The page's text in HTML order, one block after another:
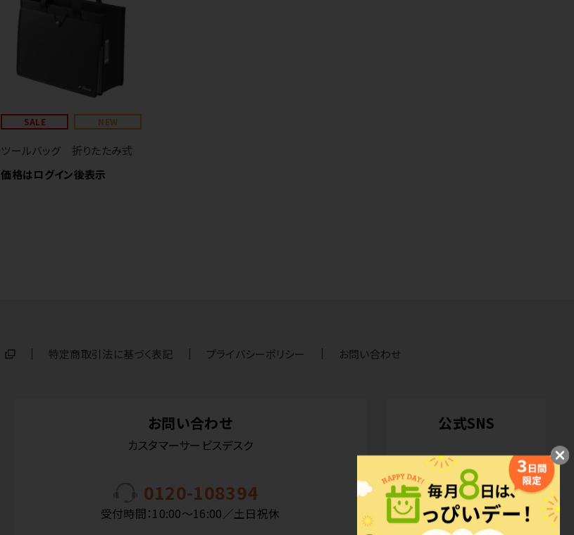
SALE NEW
ツールバッグ 折りたたみ式
価格はログイン後表示
特定商取引法に基づく表記 プライバシーポリシー お問い合わせ
お問い合わせ
カスタマーサービスデスク
0120-108394
受付時間：10:00〜16:00／土日祝休
公式SNS